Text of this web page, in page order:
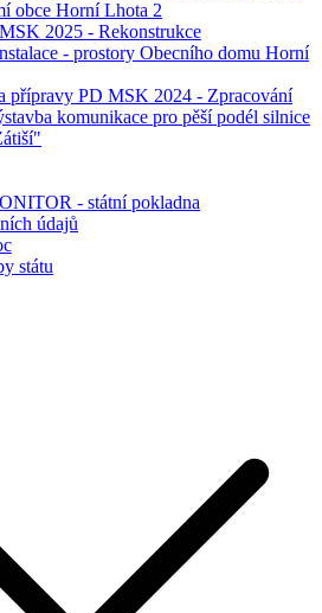
obce Horní Lhota 2
2025 - Rekonstrukce
- prostory Obecního domu Horní
přípravy PD MSK 2024 - Zpracování
komunikace pro pěší podél silnice
- státní pokladna
údajů
státu